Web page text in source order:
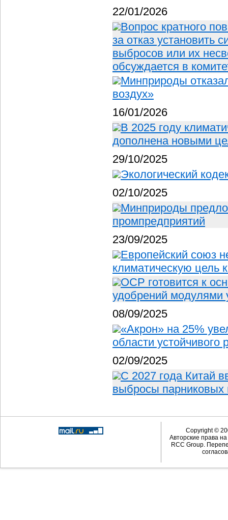
22/01/2026
Вопрос кратного
за отказ установить
выбросов или их
обсуждается в
Минприроды
воздух»
16/01/2026
В 2025 году
дополнена новыми
29/10/2025
Экологический
02/10/2025
Минприроды
промпредприятий
23/09/2025
Европейский союз
климатическую цель
OCP готовится к
удобрений модулями
08/09/2025
«Акрон» на 25%
области устойчивого
02/09/2025
С 2027 года Китай
выбросы парниковых
Copyright ©
Авторские права
RCC Group.